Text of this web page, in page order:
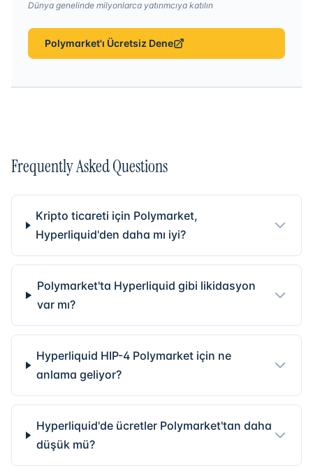
Dünya genelinde milyonlarca yatırımcıya katılın
Polymarket'ı Ücretsiz Dene
Frequently Asked Questions
Kripto ticareti için Polymarket,
Hyperliquid'den daha mı iyi?
Polymarket'ta Hyperliquid gibi likidasyon
var mı?
Hyperliquid HIP-4 Polymarket için ne
anlama geliyor?
Hyperliquid'de ücretler Polymarket'tan daha
düşük mü?